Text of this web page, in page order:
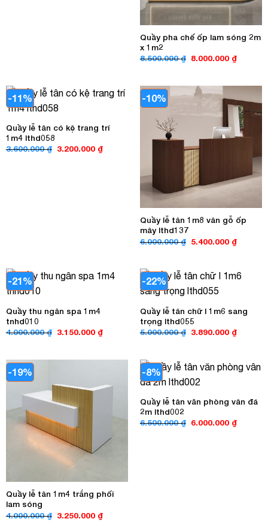
Quầy pha chế ốp lam sóng 2m
x 1m2
8.500.000₫ Giá
8.000.000 ₫Giá
hiện
-11%
Quầy lễ tân có kệ trang trí
1m4 lthd058
3.600.000₫ Giá
3.200.000 ₫Giá
hiện
3.200.000 ₫.
-10%
Quầy lễ tân 1m8 vân gỗ ốp
mây lthd137
6.000.000₫ Giá
5.400.000 ₫Giá
hiện
-21%
Quầy thu ngân spa 1m4
tnhd010
4.000.000₫ Giá
3.150.000 ₫Giá
hiện
3.150.000 ₫.
-22%
Quầy lễ tân chữ l 1m6 sang
trọng lthd055
5.000.000₫ Giá
3.890.000 ₫Giá
hiện
-19%
Quầy lễ tân 1m4 trắng phối
lam sóng
4.000.000₫ Giá
3.250.000 ₫Giá
hiện
-8%
Quầy lễ tân văn phòng vân đá
2m lthd002
6.500.000₫ Giá
6.000.000 ₫Giá
hiện